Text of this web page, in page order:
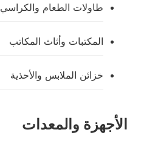
طاولات الطعام والكراسي
المكتبات وأثاث المكاتب
خزائن الملابس والأحذية
الأجهزة والمعدات